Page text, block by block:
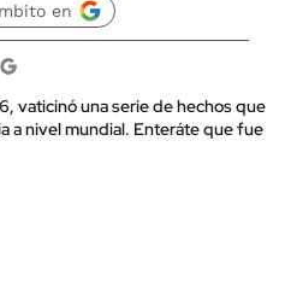
en
vaticinó una serie de hechos que
a nivel mundial. Enteráte que fue